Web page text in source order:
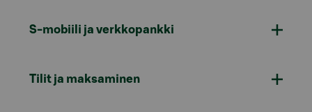
S-mobiili ja verkkopankki
Tilit ja maksaminen